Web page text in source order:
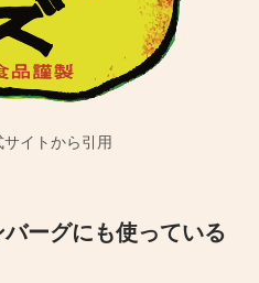
イトから引用
ーグにも使っている